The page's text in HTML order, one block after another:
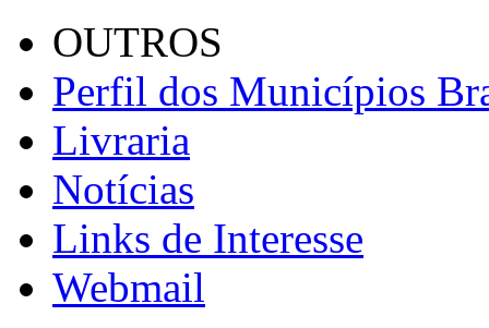
OUTROS
Perfil dos Municípios
Livraria
Notícias
Links de Interesse
Webmail